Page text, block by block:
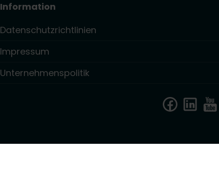
Information
Datenschutzrichtlinien
Impressum
Unternehmenspolitik